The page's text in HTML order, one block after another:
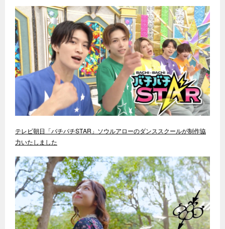
テレビ朝日「バチバチSTAR」ソウルアローのダンススクールが制作協
力いたしました